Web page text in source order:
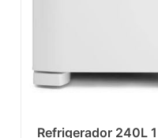
Refrigerador 240L